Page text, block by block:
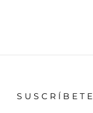
SUSCRÍBETE